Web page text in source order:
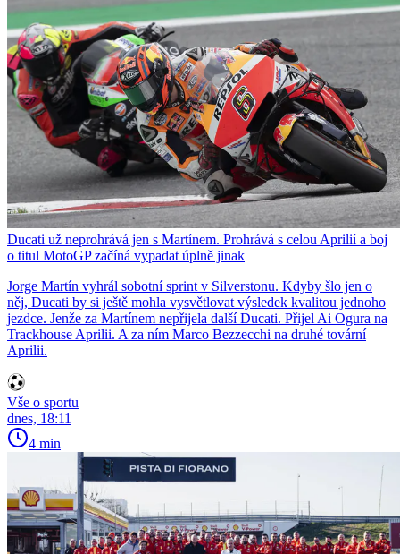
Ducati už neprohrává jen s Martínem. Prohrává s celou Aprilií a boj
o titul MotoGP začíná vypadat úplně jinak
Jorge Martín vyhrál sobotní sprint v Silverstonu. Kdyby šlo jen o
něj, Ducati by si ještě mohla vysvětlovat výsledek kvalitou jednoho
jezdce. Jenže za Martínem nepřijela další Ducati. Přijel Ai Ogura na
Trackhouse Aprilii. A za ním Marco Bezzecchi na druhé tovární
Aprilii.
Vše o sportu
dnes, 18:11
4 min